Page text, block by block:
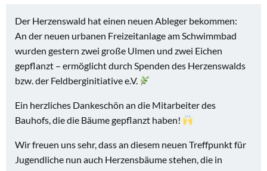
Der Herzenswald hat einen neuen Ableger bekommen:
An der neuen urbanen Freizeitanlage am Schwimmbad
wurden gestern zwei große Ulmen und zwei Eichen
gepflanzt – ermöglicht durch Spenden des Herzenswalds
bzw. der Feldberginitiative e.V.
Ein herzliches Dankeschön an die Mitarbeiter des
Bauhofs, die die Bäume gepflanzt haben!
Wir freuen uns sehr, dass an diesem neuen Treffpunkt für
Jugendliche nun auch Herzensbäume stehen, die in